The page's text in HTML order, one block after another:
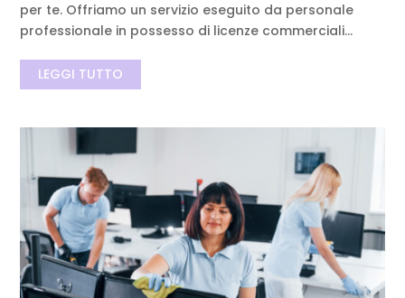
per te. Offriamo un servizio eseguito da personale
professionale in possesso di licenze commerciali...
LEGGI TUTTO